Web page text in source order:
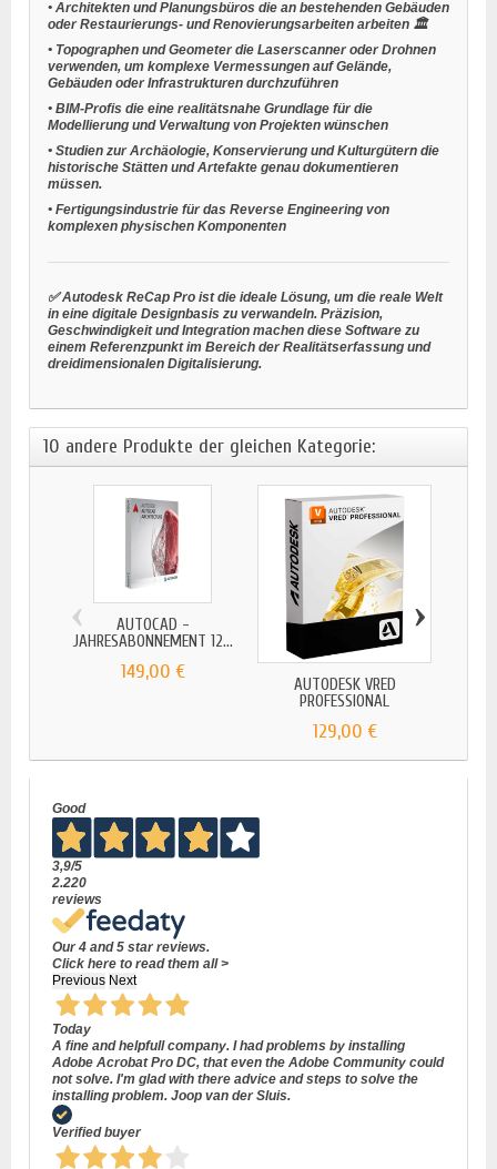
• Architekten und Planungsbüros die an bestehenden Gebäuden
oder Restaurierungs- und Renovierungsarbeiten arbeiten 🏛️
• Topographen und Geometer die Laserscanner oder Drohnen
verwenden, um komplexe Vermessungen auf Gelände,
Gebäuden oder Infrastrukturen durchzuführen
• BIM-Profis die eine realitätsnahe Grundlage für die
Modellierung und Verwaltung von Projekten wünschen
• Studien zur Archäologie, Konservierung und Kulturgütern die
historische Stätten und Artefakte genau dokumentieren
müssen.
• Fertigungsindustrie für das Reverse Engineering von
komplexen physischen Komponenten
✅ Autodesk ReCap Pro ist die ideale Lösung, um die reale Welt
in eine digitale Designbasis zu verwandeln. Präzision,
Geschwindigkeit und Integration machen diese Software zu
einem Referenzpunkt im Bereich der Realitätserfassung und
dreidimensionalen Digitalisierung.
10 andere Produkte der gleichen Kategorie:
AUTOCAD -
JAHRESABONNEMENT 12...
149,00 €
AUTODESK VRED
PROFESSIONAL
129,00 €
‹ ›
Good
3,9/5
2.220
reviews
Our 4 and 5 star reviews.
Click here to read them all >
Previous Next
Today
A fine and helpfull company. I had problems by installing
Adobe Acrobat Pro DC, that even the Adobe Community could
not solve. I'm glad with there advice and steps to solve the
installing problem. Joop van der Sluis.
Verified buyer